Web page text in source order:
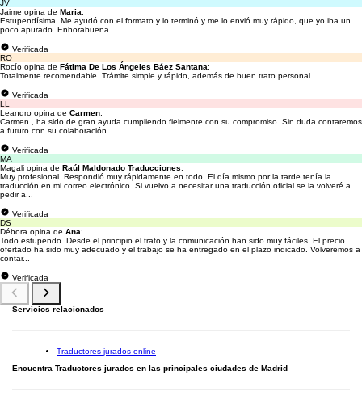
JV
Jaime opina de Maria:
Estupendísima. Me ayudó con el formato y lo terminó y me lo envió muy rápido, que yo iba un
poco apurado. Enhorabuena
Verificada
RO
Rocío opina de Fátima De Los Ángeles Báez Santana:
Totalmente recomendable. Trámite simple y rápido, además de buen trato personal.
Verificada
LL
Leandro opina de Carmen:
Carmen , ha sido de gran ayuda cumpliendo fielmente con su compromiso. Sin duda contaremos
a futuro con su colaboración
Verificada
MA
Magali opina de Raúl Maldonado Traducciones:
Muy profesional. Respondió muy rápidamente en todo. El día mismo por la tarde tenía la
traducción en mi correo electrónico. Si vuelvo a necesitar una traducción oficial se la volveré a
pedir a...
Verificada
DS
Débora opina de Ana:
Todo estupendo. Desde el principio el trato y la comunicación han sido muy fáciles. El precio
ofertado ha sido muy adecuado y el trabajo se ha entregado en el plazo indicado. Volveremos a
contar...
Verificada
Servicios relacionados
Traductores jurados online
Encuentra Traductores jurados en las principales ciudades de Madrid